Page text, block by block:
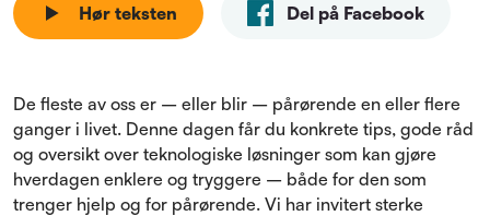
Hør teksten Del på Facebook
De fleste av oss er – eller blir – pårørende en eller flere
ganger i livet. Denne dagen får du konkrete tips, gode råd
og oversikt over teknologiske løsninger som kan gjøre
hverdagen enklere og tryggere – både for den som
trenger hjelp og for pårørende. Vi har invitert sterke